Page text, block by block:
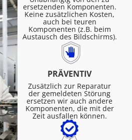
ersetzenden Komponenten.
Keine zusätzlichen Kosten,
auch bei teuren
Komponenten (z.B. beim
Austausch des Bildschirms).
PRÄVENTIV
Zusätzlich zur Reparatur
der gemeldeten Störung
ersetzen wir auch andere
Komponenten, die mit der
Zeit ausfallen können.